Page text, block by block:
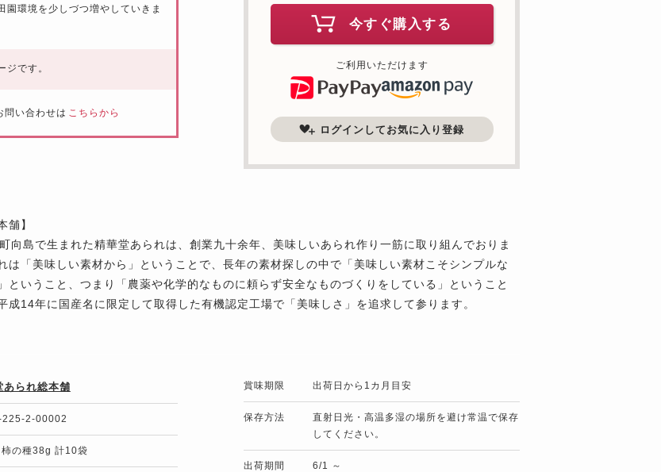
今すぐ購入する
ご利用いただけます
ログインしてお気に入り登録
園環境を少しづつ増やしていきま
ジです。
問い合わせは こちらから
舗】
向島で生まれた精華堂あられは、創業九十余年、美味しいあられ作り一筋に取り組んでおりま
は「美味しい素材から」ということで、長年の素材探しの中で「美味しい素材こそシンプルな
ということ、つまり「農薬や化学的なものに頼らず安全なものづくりをしている」ということ
成14年に国産名に限定して取得した有機認定工場で「美味しさ」を追求して参ります。
あられ総本舗
225-2-00002
柿の種38g 計10袋
賞味期限 出荷日から1カ月目安
保存方法
直射日光・高温多湿の場所を避け常温で保存
してください。
出荷期間 6/1 ～